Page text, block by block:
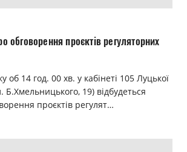
Прозорість влади
Документипроєктів регуляторних
об 14 год. 00 хв. у кабінеті 105 Луцької
Б.Хмельницького, 19) відбудеться
проєктів регулят…